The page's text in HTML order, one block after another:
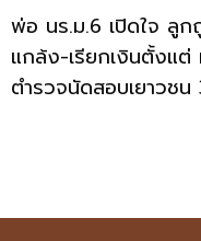
พ่อ นร.ม.6 เปิดใจ ลู
แกล้ง-เรียกเงินตั้งแต่
ตำรวจนัดสอบเยาวชน